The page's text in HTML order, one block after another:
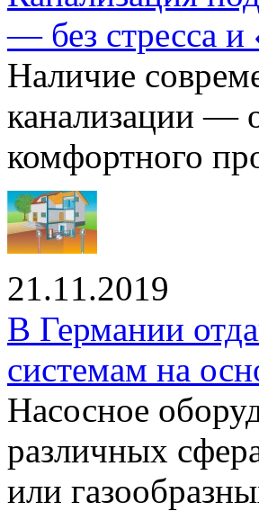
— без стресса и
Наличие
канализации —
комфортного
21.11.2019
В Германии
системам на
Насосное
различных
или